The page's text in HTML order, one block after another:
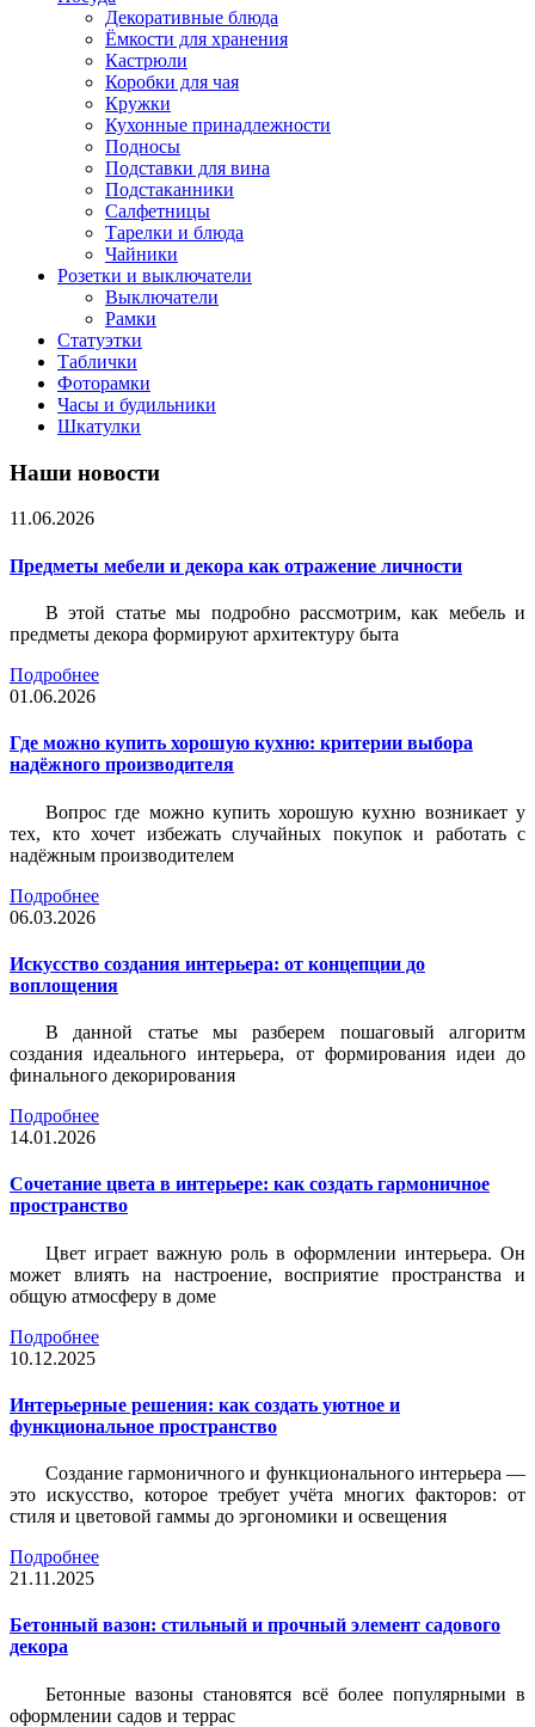
Декоративные блюда
Ёмкости для хранения
Кастрюли
Коробки для чая
Кружки
Кухонные принадлежности
Подносы
Подставки для вина
Подстаканники
Салфетницы
Тарелки и блюда
Чайники
Розетки и выключатели
Выключатели
Рамки
Статуэтки
Таблички
Фоторамки
Часы и будильники
Шкатулки
Наши новости
11.06.2026
Предметы мебели и декора как отражение личности
В этой статье мы подробно рассмотрим, как мебель и
предметы декора формируют архитектуру быта
Подробнее
01.06.2026
Где можно купить хорошую кухню: критерии выбора
надёжного производителя
Вопрос где можно купить хорошую кухню возникает у
тех, кто хочет избежать случайных покупок и работать с
надёжным производителем
Подробнее
06.03.2026
Искусство создания интерьера: от концепции до
воплощения
В данной статье мы разберем пошаговый алгоритм
создания идеального интерьера, от формирования идеи до
финального декорирования
Подробнее
14.01.2026
Сочетание цвета в интерьере: как создать гармоничное
пространство
Цвет играет важную роль в оформлении интерьера. Он
может влиять на настроение, восприятие пространства и
общую атмосферу в доме
Подробнее
10.12.2025
Интерьерные решения: как создать уютное и
функциональное пространство
Создание гармоничного и функционального интерьера —
это искусство, которое требует учёта многих факторов: от
стиля и цветовой гаммы до эргономики и освещения
Подробнее
21.11.2025
Бетонный вазон: стильный и прочный элемент садового
декора
Бетонные вазоны становятся всё более популярными в
оформлении садов и террас